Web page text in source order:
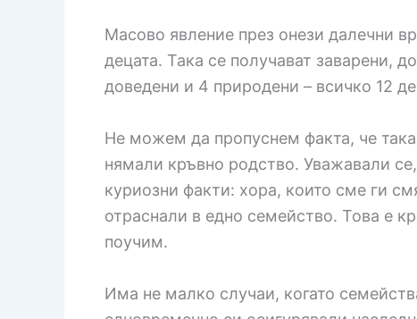
Масово явление през онези далечни
децата. Така се получават заварени,
доведени и 4 природени – всичко 12
Не можем да пропуснем факта, че
нямали кръвно родство. Уважавали
куриозни факти: хора, които сме ги
отраснали в едно семейство. Това е
поучим.
Има не малко случаи, когато